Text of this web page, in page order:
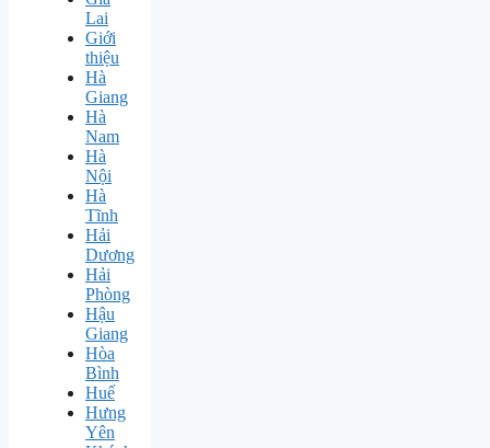
Lai
Giới
thiệu
Hà
Giang
Hà
Nam
Hà
Nội
Hà
Tĩnh
Hải
Dương
Hải
Phòng
Hậu
Giang
Hòa
Bình
Huế
Hưng
Yên